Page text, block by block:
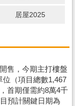
居屋2025
售，今期主打樓盤
（項目總數1,467
首期僅需約8萬4千
預計關鍵日期為